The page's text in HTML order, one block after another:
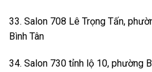
33. Salon 708 Lê Trọng Tấn,
Bình Tân
34. Salon 730 tỉnh lộ 10, phường